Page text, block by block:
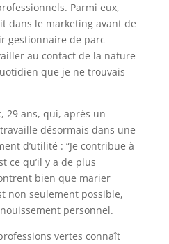
Parmi eux,
dans le marketing avant de
gestionnaire de parc
au contact de la nature
que je ne trouvais
29 ans, qui, après un
désormais dans une
d’utilité : “Je contribue à
ce qu’il y a de plus
bien que marier
non seulement possible,
personnel.
vertes connaît